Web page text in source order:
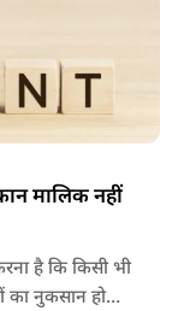
मालिक नहीं
है कि किसी भी
का नुकसान हो